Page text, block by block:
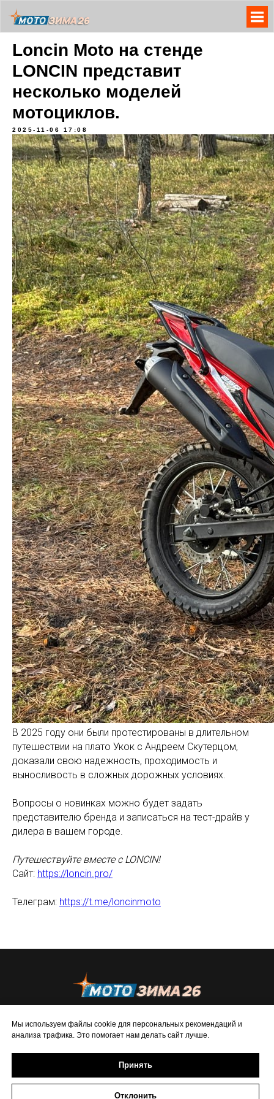
Loncin Moto на стенде
LONCIN представит
несколько моделей
мотоциклов.
2025-11-06 17:08
В 2025 году они были протестированы в длительном
путешествии на плато Укок с Андреем Скутерцом,
доказали свою надежность, проходимость и
выносливость в сложных дорожных условиях.
Вопросы о новинках можно будет задать
представителю бренда и записаться на тест-драйв у
дилера в вашем городе.
Путешествуйте вместе с LONCIN!
Сайт: https://loncin.pro/
Телеграм: https://t.me/loncinmoto
ИНН 773273794979
Политика в отношении обработки персональных
Мы используем файлы cookie для персональных рекомендаций и
анализа трафика. Это помогает нам делать сайт лучше.
Принять
Отклонить